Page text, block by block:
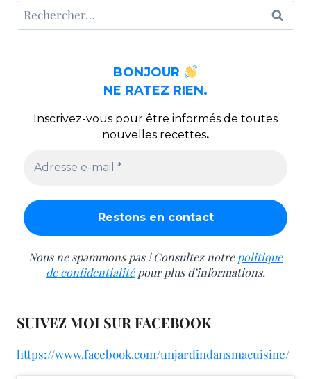
Rechercher :
BONJOUR
NE RATEZ RIEN.
Inscrivez-vous pour être informés de toutes
nouvelles recettes.
Nous ne spammons pas ! Consultez notrepolitique
de confidentialitépour plus d’informations.
SUIVEZ MOI SUR FACEBOOK
https://www.facebook.com/unjardindansmacuisine/